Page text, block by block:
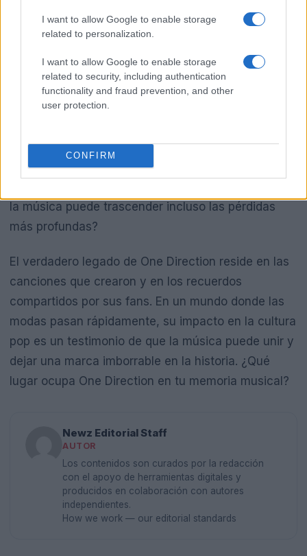
I want to allow Google to enable storage
related to personalization.
I want to allow Google to enable storage
related to security, including authentication
functionality and fraud prevention, and other
user protection.
CONFIRM
Este 15 aniversario no se celebra con nuevos
lanzamientos ni expectativas de reunión, sino que
se vive con tristeza y reflexión sobre un legado que
de lo que alguna vez fue una de las bandas más
queridas del mundo, pero su música sigue viva en
la música puede trascender incluso las pérdidas
más profundas?
El verdadero legado de One Direction reside en las
canciones que crearon y en los recuerdos
compartidos por sus fans. En un mundo donde las
modas pasan rápidamente, su impacto en la cultura
pop es un testimonio de que la música puede unir y
dejar una marca imborrable en la historia. ¿Qué
lugar ocupa One Direction en tu memoria musical?
Newz Editorial Staff
AUTOR
Los contenidos son curados por la redacción
con el apoyo de herramientas digitales y
producidos en colaboración con autores
independientes.
How we work — our editorial standards